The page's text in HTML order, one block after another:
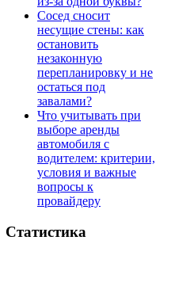
Сосед сносит
несущие стены: как
остановить
незаконную
перепланировку и не
остаться под
завалами?
Что учитывать при
выборе аренды
автомобиля с
водителем: критерии,
условия и важные
вопросы к
провайдеру
Статистика